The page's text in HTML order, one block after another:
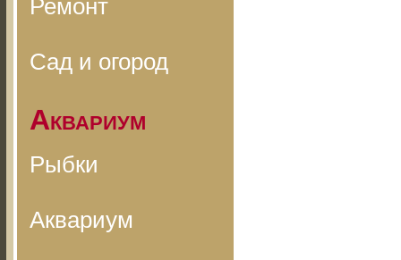
Ремонт
Сад и огород
Аквариум
Рыбки
Аквариум